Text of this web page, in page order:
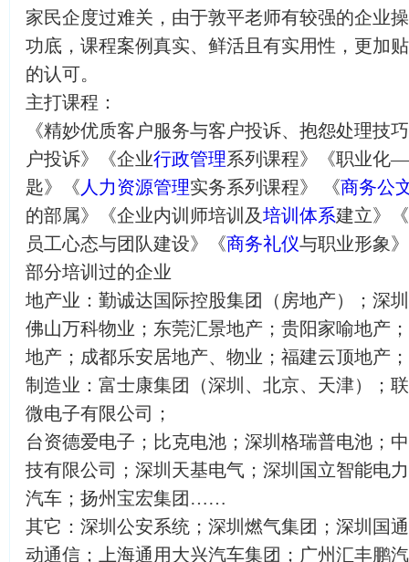
家民企度过难关，由于敦平老师有较强的企业
功底，课程案例真实、鲜活且有实用性，更加
的认可。
主打课程：
《精妙优质客户服务与客户投诉、抱怨处理技
户投诉》《企业行政管理系列课程》《职业化
匙》《 人力资源管理实务系列课程》 《商务公
的部属》《企业内训师培训及培训体系建立》
员工心态与团队建设》《商务礼仪与职业形象
部分培训过的企业
地产业：勤诚达国际控股集团（房地产）；深
佛山万科物业；东莞汇景地产；贵阳家喻地产
地产；成都乐安居地产、物业；福建云顶地
制造业：富士康集团（深圳、北京、天津）；
微电子有限公司；
台资德爱电子；比克电池；深圳格瑞普电池；
技有限公司；深圳天基电气；深圳国立智能电
汽车；扬州宝宏集团……
其它：深圳公安系统；深圳燃气集团；深圳国
动通信；上海通用大兴汽车集团；广州汇丰鹏